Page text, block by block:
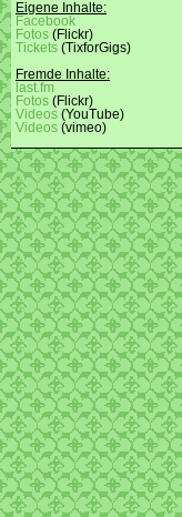
Eigene Inhalte:
Facebook
Fotos (Flickr)
Tickets (TixforGigs)
Fremde Inhalte:
last.fm
Fotos (Flickr)
Videos (YouTube)
Videos (vimeo)